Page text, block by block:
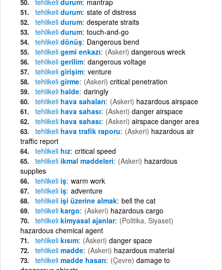
tehlikeli durum state of distress
tehlikeli durum desperate straits
tehlikeli durum touch-and-go
tehlikeli dönüş Dangerous bend
tehlikeli gemi enkazı (Askeri) dangerous wreck
tehlikeli gerilim dangerous voltage
tehlikeli girişim venture
tehlikeli girme (Askeri) critical penetration
tehlikeli halde daringly
tehlikeli hava sahaları (Askeri) hazardous airspace
tehlikeli hava sahası (Askeri) danger airspace
tehlikeli hava sahası (Askeri) airspace danger area
tehlikeli hava trafik raporu (Askeri) hazardous air
traffic report
tehlikeli hız critical speed
tehlikeli ikmal maddeleri (Askeri) hazardous
supplies
tehlikeli iş warm work
tehlikeli iş adventure
tehlikeli işi üzerine almak bell the cat
tehlikeli kargo (Askeri) hazardous cargo
tehlikeli kimyasal ajanlar (Politika, Siyaset)
hazardous chemical agent
tehlikeli kısım (Askeri) danger space
tehlikeli madde (Askeri) hazardous material
tehlikeli madde hasarı (Çevre) damage to